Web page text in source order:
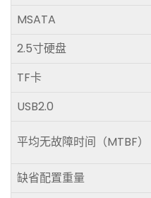
MSATA
2.5寸硬盘
TF卡
USB2.0
平均无故障时间（MTBF）
缺省配置重量